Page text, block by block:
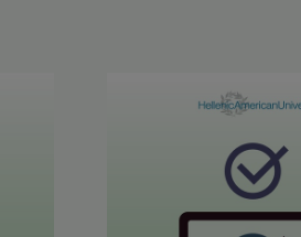
Μαΐου 2026
Αποτελέσματα